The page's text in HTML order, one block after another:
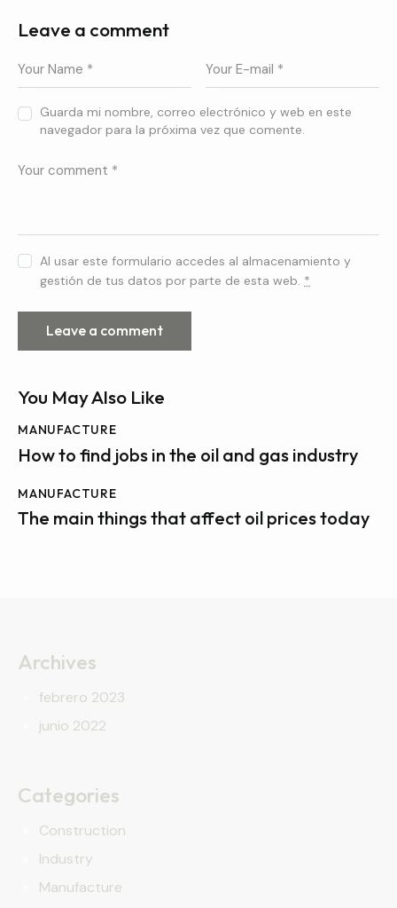
Leave a comment
Guarda mi nombre, correo electrónico y web en este
navegador para la próxima vez que comente.
Al usar este formulario accedes al almacenamiento y
gestión de tus datos por parte de esta web. *
You May Also Like
MANUFACTURE
How to find jobs in the oil and gas industry
MANUFACTURE
The main things that affect oil prices today
Archives
febrero 2023
junio 2022
Categories
Construction
Industry
Manufacture